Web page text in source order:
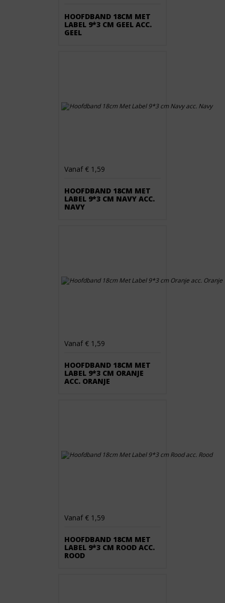
HOOFDBAND 18CM MET
LABEL 9*3 CM GEEL ACC.
GEEL
Vanaf € 1,59
HOOFDBAND 18CM MET
LABEL 9*3 CM NAVY ACC.
NAVY
Vanaf € 1,59
HOOFDBAND 18CM MET
LABEL 9*3 CM ORANJE
ACC. ORANJE
Vanaf € 1,59
HOOFDBAND 18CM MET
LABEL 9*3 CM ROOD ACC.
ROOD